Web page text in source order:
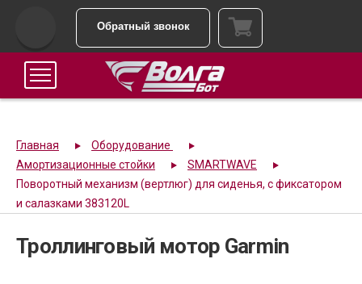
Обратный звонок
Главная
Оборудование
Амортизационные стойки
SMARTWAVE
Поворотный механизм (вертлюг) для сиденья, с фиксатором
и салазками 383120L
Троллинговый мотор Garmin